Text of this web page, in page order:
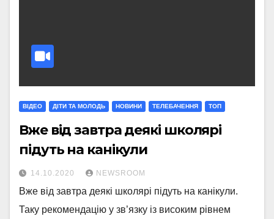
ВІДЕО ДІТИ ТА МОЛОДЬ НОВИНИ ТЕЛЕБАЧЕННЯ ТОП
Вже від завтра деякі школярі
підуть на канікули
14.10.2020 NEWSROOM
Вже від завтра деякі школярі підуть на канікули.
Таку рекомендацію у зв’язку із високим рівнем